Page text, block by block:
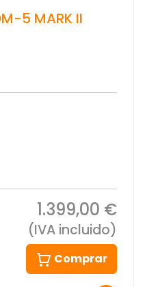
5 MARK II
1.399,00 €
(IVA incluido)
Comprar